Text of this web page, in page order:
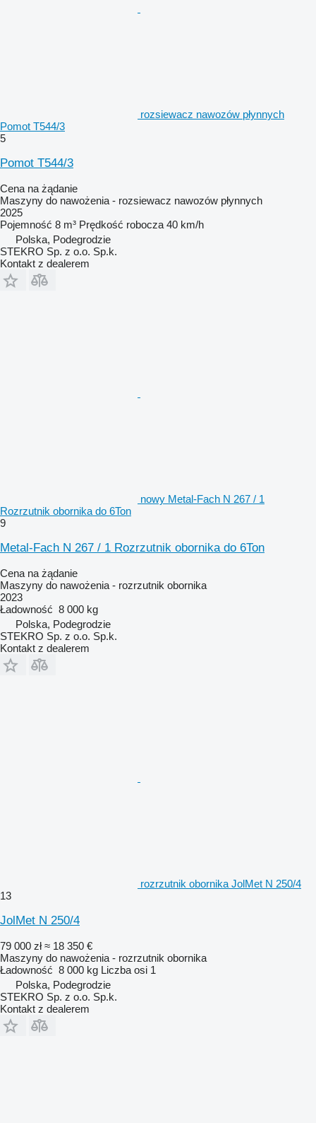
rozsiewacz nawozów płynnych
Pomot T544/3
5
Pomot T544/3
Cena na żądanie
Maszyny do nawożenia - rozsiewacz nawozów płynnych
2025
Pojemność 8 m³ Prędkość robocza 40 km/h
Polska, Podegrodzie
STEKRO Sp. z o.o. Sp.k.
Kontakt z dealerem
nowy Metal-Fach N 267 / 1
Rozrzutnik obornika do 6Ton
9
Metal-Fach N 267 / 1 Rozrzutnik obornika do 6Ton
Cena na żądanie
Maszyny do nawożenia - rozrzutnik obornika
2023
Ładowność 8 000 kg
Polska, Podegrodzie
STEKRO Sp. z o.o. Sp.k.
Kontakt z dealerem
rozrzutnik obornika JolMet N 250/4
13
JolMet N 250/4
79 000 zł ≈ 18 350 €
Maszyny do nawożenia - rozrzutnik obornika
Ładowność 8 000 kg Liczba osi 1
Polska, Podegrodzie
STEKRO Sp. z o.o. Sp.k.
Kontakt z dealerem